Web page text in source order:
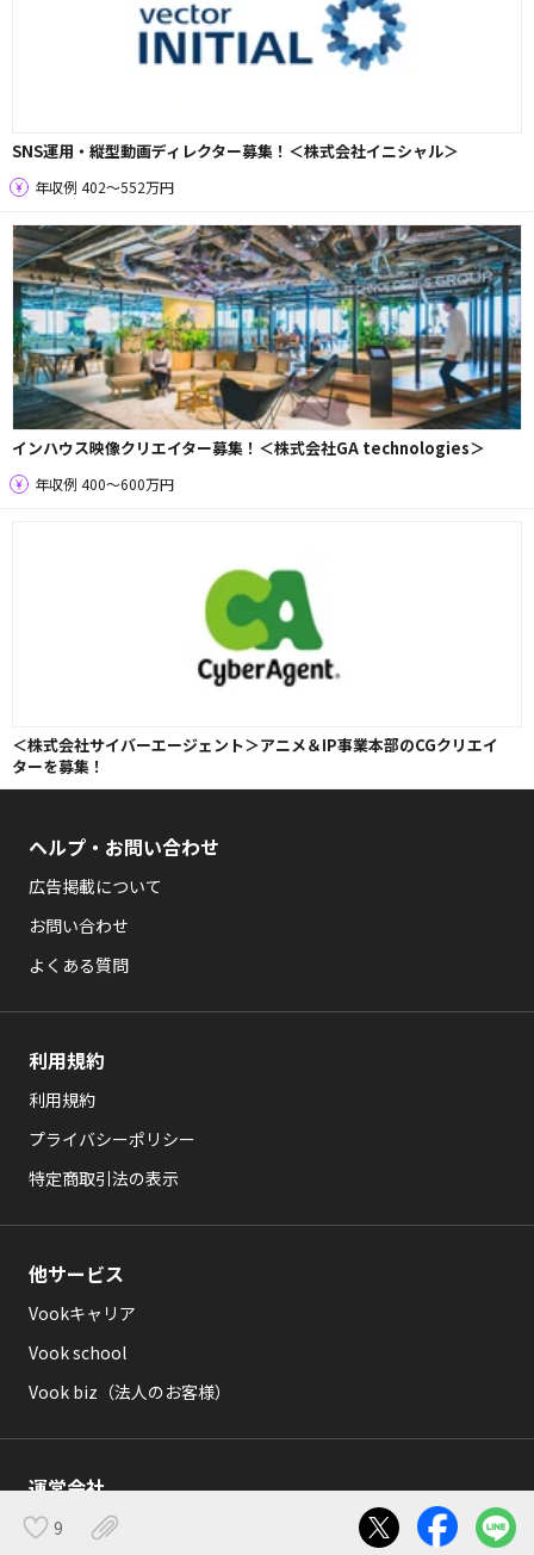
9
SNS運用・縦型動画ディレクター募集！＜株式会社イニシャル＞
年収例 402〜552万円
インハウス映像クリエイター募集！＜株式会社GA technologies＞
年収例 400〜600万円
＜株式会社サイバーエージェント＞アニメ＆IP事業本部のCGクリエイ
ターを募集！
ヘルプ・お問い合わせ
広告掲載について
お問い合わせ
よくある質問
利用規約
利用規約
プライバシーポリシー
特定商取引法の表示
他サービス
Vookキャリア
Vook school
Vook biz（法人のお客様）
運営会社
会社概要